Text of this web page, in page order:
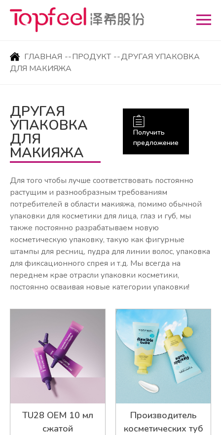
ГЛАВНАЯ --ПРОДУКТ --ДРУГАЯ УПАКОВКА
ДЛЯ МАКИЯЖА
ДРУГАЯ
УПАКОВКА
ДЛЯ
МАКИЯЖА
Получить
предложение
Для того чтобы лучше соответствовать постоянно
растущим и разнообразным требованиям
потребителей в области макияжа, помимо обычной
упаковки для косметики для лица, глаз и губ, мы
также постоянно разрабатываем новую
косметическую упаковку, такую как фигурные
штампы для ресниц, пудра для линии волос, упаковка
для фиксационного спрея и т.д. Мы всегда на
переднем крае отрасли упаковки косметики,
постоянно осваивая новые категории упаковки!
TU28 OEM 10 мл
сжатой
Производитель
косметических туб